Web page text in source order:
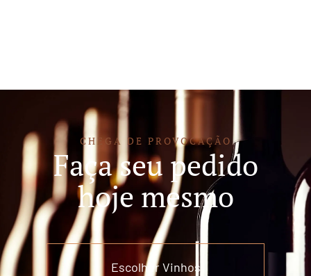
CHEGA DE PROVOCAÇÃO
Faça seu pedido
hoje mesmo
Escolher Vinhos